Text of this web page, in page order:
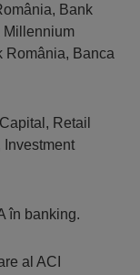
Bank
Millennium
România, Banca
Retail
Investment
în banking.
al ACI